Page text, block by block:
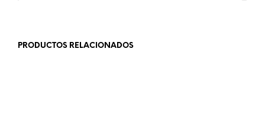
PRODUCTOS RELACIONADOS